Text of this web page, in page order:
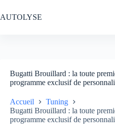
au
contenu
AUTOLYSE
Bugatti Brouillard : la toute
programme exclusif de
Accueil
Tuning
Bugatti Brouillard : la toute
programme exclusif de